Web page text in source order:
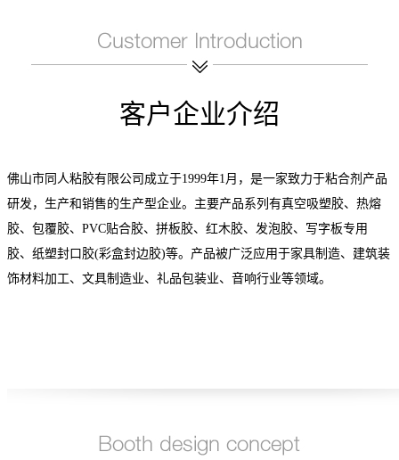
客户企业介绍
佛山市同人粘胶有限公司成立于1999年1月，是一家致力于粘合剂产品
研发，生产和销售的生产型企业。主要产品系列有真空吸塑胶、热熔
胶、包覆胶、PVC贴合胶、拼板胶、红木胶、发泡胶、写字板专用
胶、纸塑封口胶(彩盒封边胶)等。产品被广泛应用于家具制造、建筑装
饰材料加工、文具制造业、礼品包装业、音响行业等领域。